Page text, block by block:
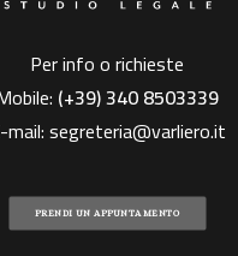
Per info o richieste
(+39)340 8503339
mail:segreteria@varliero.it
PRENDI UN APPUNTAMENTO